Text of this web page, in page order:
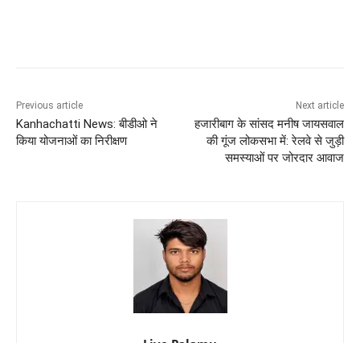
Previous article
Kanhachatti News: बीडीओ ने
किया योजनाओं का निरीक्षण
Next article
हजारीबाग के सांसद मनीष जायसवाल
की गूंज लोकसभा में: रेलवे से जुड़ी
समस्याओं पर जोरदार आवाज